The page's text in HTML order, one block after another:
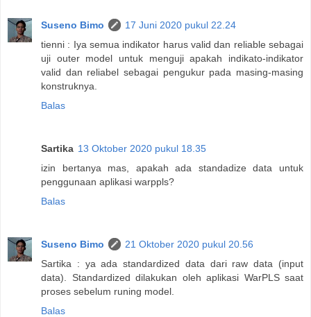
Suseno Bimo
17 Juni 2020 pukul 22.24
tienni : Iya semua indikator harus valid dan reliable sebagai
uji outer model untuk menguji apakah indikato-indikator
valid dan reliabel sebagai pengukur pada masing-masing
konstruknya.
Balas
Sartika 13 Oktober 2020 pukul 18.35
izin bertanya mas, apakah ada standadize data untuk
penggunaan aplikasi warppls?
Balas
Suseno Bimo
21 Oktober 2020 pukul 20.56
Sartika : ya ada standardized data dari raw data (input
data). Standardized dilakukan oleh aplikasi WarPLS saat
proses sebelum runing model.
Balas